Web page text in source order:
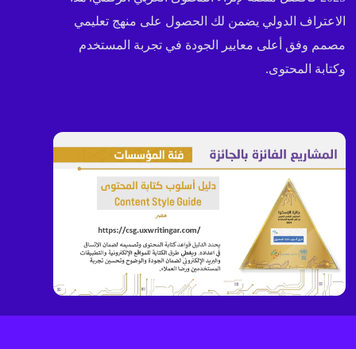
الاعتراف الدولي يضمن لك الحصول على منهج تعليمي
مصمم وفق أعلى معايير الجودة في تجربة المستخدم
وكتابة المحتوى.